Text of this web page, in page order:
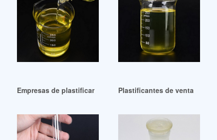
Empresas de plastificantes a buen precio Guadalupe
Plastificantes de venta